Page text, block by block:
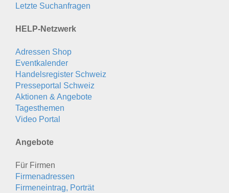
Letzte Suchanfragen
HELP-Netzwerk
Adressen Shop
Eventkalender
Handelsregister Schweiz
Presseportal Schweiz
Aktionen & Angebote
Tagesthemen
Video Portal
Angebote
Für Firmen
Firmenadressen
Firmeneintrag, Porträt